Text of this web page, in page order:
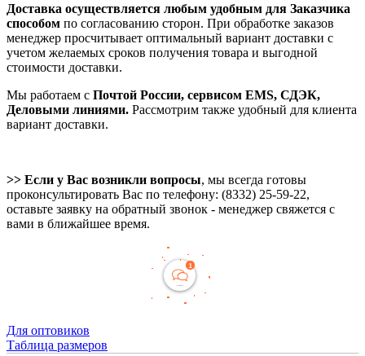
Доставка осуществляется любым удобным для Заказчика
способом по согласованию сторон. При обработке заказов
менеджер просчитывает оптимальный вариант доставки с
учетом желаемых сроков получения товара и выгодной
стоимости доставки.
Мы работаем с Почтой России, сервисом EMS, СДЭК,
Деловыми линиями. Рассмотрим также удобный для клиента
вариант доставки.
>> Если у Вас возникли вопросы, мы всегда готовы
проконсультировать Вас по телефону: (8332) 25-59-22,
оставьте заявку на обратный звонок - менеджер свяжется с
вами в ближайшее время.
Для оптовиков
Таблица размеров